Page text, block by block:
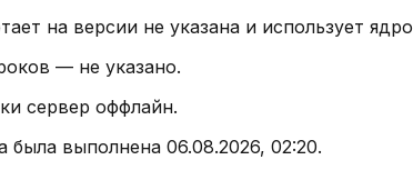
на версии не указана и использует ядро
— не указано.
сервер оффлайн.
была выполнена 06.08.2026, 02:20.